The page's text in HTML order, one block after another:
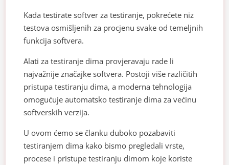
Kada testirate softver za testiranje, pokrećete niz
testova osmišljenih za procjenu svake od temeljnih
funkcija softvera.
Alati za testiranje dima provjeravaju rade li
najvažnije značajke softvera. Postoji više različitih
pristupa testiranju dima, a moderna tehnologija
omogućuje automatsko testiranje dima za većinu
softverskih verzija.
U ovom ćemo se članku duboko pozabaviti
testiranjem dima kako bismo pregledali vrste,
procese i pristupe testiranju dimom koje koriste